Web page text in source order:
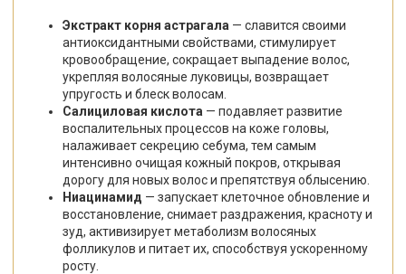
Экстракт корня астрагала — славится своими
антиоксидантными свойствами, стимулирует
кровообращение, сокращает выпадение волос,
укрепляя волосяные луковицы, возвращает
упругость и блеск волосам.
Салициловая кислота — подавляет развитие
воспалительных процессов на коже головы,
налаживает секрецию себума, тем самым
интенсивно очищая кожный покров, открывая
дорогу для новых волос и препятствуя облысению.
Ниацинамид — запускает клеточное обновление и
восстановление, снимает раздражения, красноту и
зуд, активизирует метаболизм волосяных
фолликулов и питает их, способствуя ускоренному
росту.